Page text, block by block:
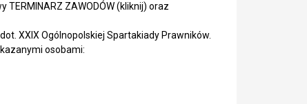
ZAWODÓW (kliknij) oraz
XXIX Ogólnopolskiej Spartakiady Prawników.
osobami: